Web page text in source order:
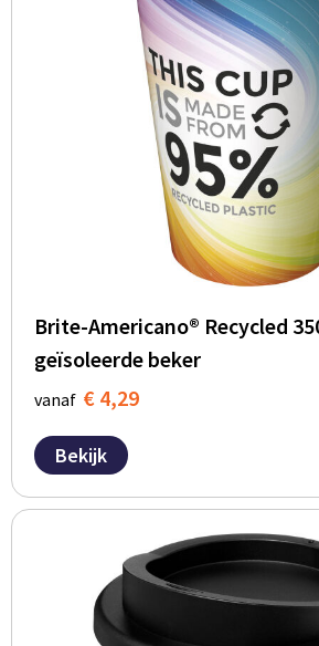
Brite-Americano® Recycled
geïsoleerde beker
vanaf € 4,29
Bekijk